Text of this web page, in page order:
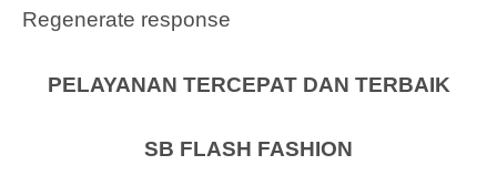
Regenerate response
PELAYANAN TERCEPAT DAN TERBAIK
SB FLASH FASHION